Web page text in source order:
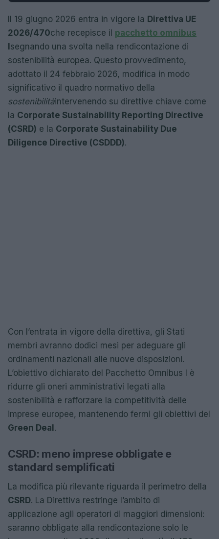
Il 19 giugno 2026 entra in vigore la Direttiva UE
2026/470che recepisce il pacchetto omnibus
segnando una svolta nella rendicontazione di
sostenibilità europea. Questo provvedimento,
adottato il 24 febbraio 2026, modifica in modo
significativo il quadro normativo della
sostenibilitàintervenendo su direttive chiave come
la Corporate Sustainability Reporting Directive
(CSRD) e la Corporate Sustainability Due
Diligence Directive (CSDDD).
Con l’entrata in vigore della direttiva, gli Stati
membri avranno dodici mesi per adeguare gli
ordinamenti nazionali alle nuove disposizioni.
L’obiettivo dichiarato del Pacchetto Omnibus I è
ridurre gli oneri amministrativi legati alla
sostenibilità e rafforzare la competitività delle
imprese europee, mantenendo fermi gli obiettivi del
Green Deal .
CSRD: meno imprese obbligate e
standard semplificati
La modifica più rilevante riguarda il perimetro della
CSRD. La Direttiva restringe l’ambito di
applicazione agli operatori di maggiori dimensioni:
saranno obbligate alla rendicontazione solo le